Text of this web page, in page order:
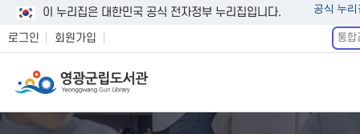
이 누리집은 대한민국 공식 전자정부 누리집입니다. 공식 누
로그인 회원가입
통
합